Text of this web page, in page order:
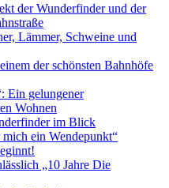
der Wunderfinder und der
Lämmer, Schweine und
der schönsten Bahnhöfe
Ein gelungener
Wohnen
im Blick
ein Wendepunkt“
„10 Jahre Die